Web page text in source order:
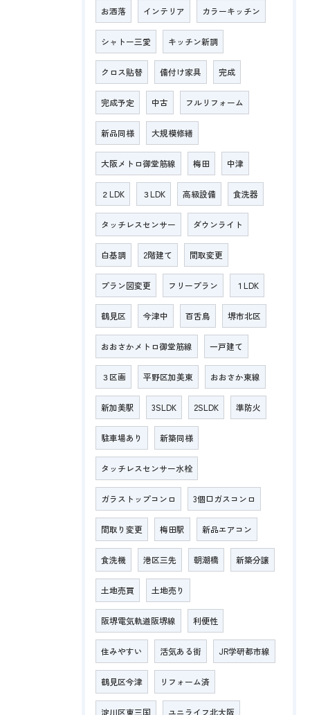
お洒落 インテリア カラーキッチン
シャトー三愛 キッチン新調
クロス貼替 備付け家具 完成
完成予定 中古 フルリフォーム
新品同様 大規模修繕
大阪メトロ御堂筋線 梅田 中津
２LDK ３LDK 高級設備 食洗器
タッチレスセンサー ダウンライト
白基調 2階建て 間取変更
プラン図変更 フリープラン １LDK
鶴見区 今津中 百舌鳥 堺市北区
おおさかメトロ御堂筋線 一戸建て
３区画 平野区加美東 おおさか東線
新加美駅 3SLDK 2SLDK 準防火
駐車場あり 新築同様
タッチレスセンサー水栓
ガラストップコンロ 3個口ガスコンロ
間取り変更 梅田駅 新品エアコン
食洗機 港区三先 朝潮橋 新築分譲
土地売買 土地売り
阪堺電気軌道阪堺線 利便性
住みやすい 活気ある街 JR学研都市線
鶴見区今津 リフォーム済
淀川区東三国 ユニライフ北大阪